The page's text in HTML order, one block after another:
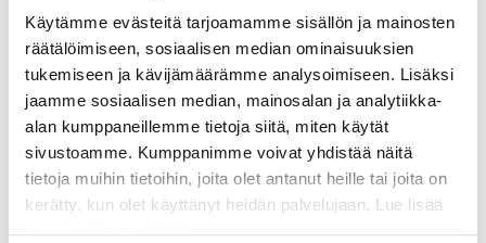
Käytämme evästeitä tarjoamamme sisällön ja mainosten
räätälöimiseen, sosiaalisen median ominaisuuksien
tukemiseen ja kävijämäärämme analysoimiseen. Lisäksi
jaamme sosiaalisen median, mainosalan ja analytiikka-
alan kumppaneillemme tietoja siitä, miten käytät
sivustoamme. Kumppanimme voivat yhdistää näitä
tietoja muihin tietoihin, joita olet antanut heille tai joita on
kerätty, kun olet käyttänyt heidän palvelujaan. Lue lisää
Info screens
Social media
Student card Slice